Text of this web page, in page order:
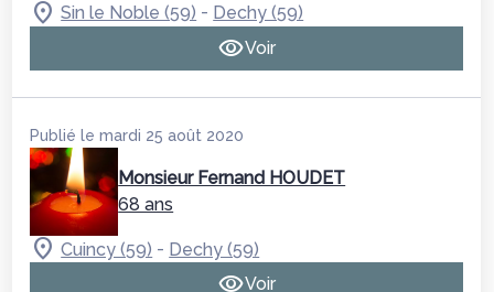
Sin le Noble (59) - Dechy (59)
Voir
Publié le mardi 25 août 2020
Monsieur Fernand HOUDET
68 ans
Cuincy (59) - Dechy (59)
Voir